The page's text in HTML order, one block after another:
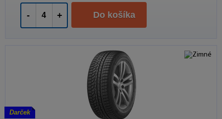
- + Do košíka
Darček